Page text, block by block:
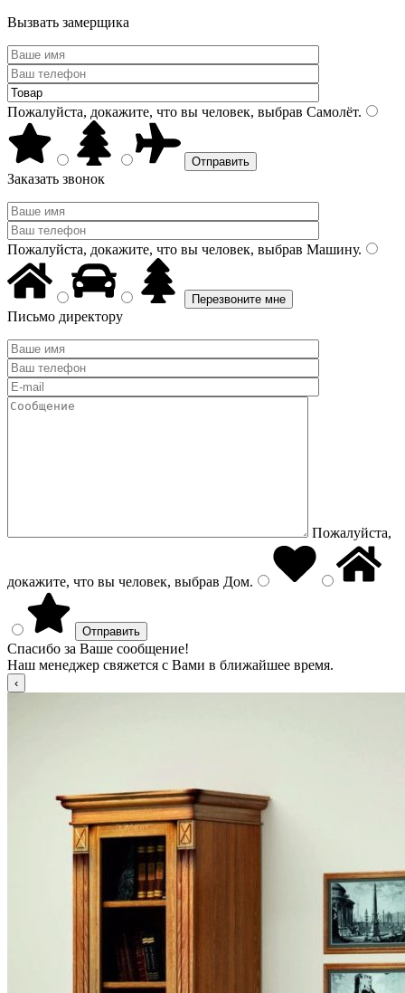
Вызвать замерщика
Пожалуйста, докажите, что вы человек, выбрав Самолёт.
Заказать звонок
Пожалуйста, докажите, что вы человек, выбрав Машину.
Письмо директору
Пожалуйста,
докажите, что вы человек, выбрав Дом.
Спасибо за Ваше сообщение!
Наш менеджер свяжется с Вами в ближайшее время.